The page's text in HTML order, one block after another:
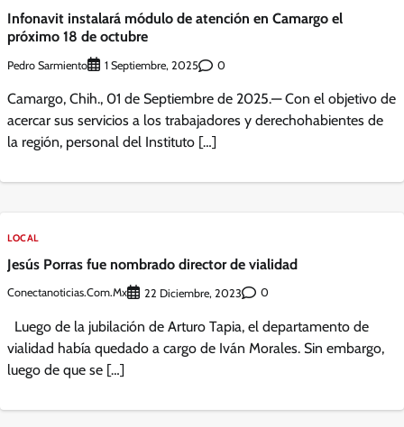
Infonavit instalará módulo de atención en Camargo el
próximo 18 de octubre
Pedro Sarmiento 1 Septiembre, 2025 0
Camargo, Chih., 01 de Septiembre de 2025.— Con el objetivo de
acercar sus servicios a los trabajadores y derechohabientes de
la región, personal del Instituto […]
LOCAL
Jesús Porras fue nombrado director de vialidad
Conectanoticias.com.mx 22 Diciembre, 2023 0
Luego de la jubilación de Arturo Tapia, el departamento de
vialidad había quedado a cargo de Iván Morales. Sin embargo,
luego de que se […]